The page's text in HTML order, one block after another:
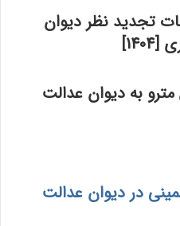
تجدید نظر دیوان
مترو به دیوان عدالت
در دیوان عدالت